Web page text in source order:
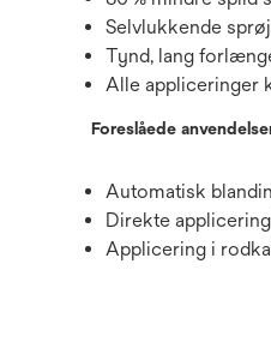
Selvlukkende
Tynd, lang
Alle appliceringer
Foreslåede
Automatisk
Direkte
Applicering i